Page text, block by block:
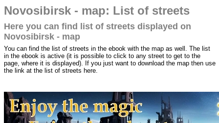
Novosibirsk - map: List of streets
Here you can find list of streets displayed on
Novosibirsk - map
You can find the list of streets in the ebook with the map as well. The list
in the ebook is active (it is possible to click to any street to get to the
page, where it is displayed). If you just want to download the map then use
the link at the list of streets here.